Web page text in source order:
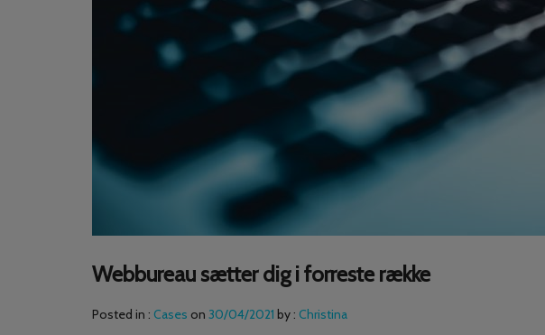
Webbureau sætter dig i forreste række
Posted in : Cases on 30/04/2021 by : Christina